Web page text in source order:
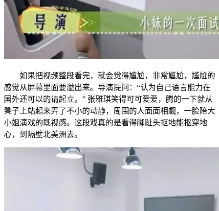
如果把视频整段看完，就会觉得尴尬，非常尴尬，尴尬的
感觉从屏幕里面要溢出来。导演提问：“认为自己语言能力在
国外还可以的请起立。” 张雅琪笑得可可爱爱，腾的一下就从
凳子上站起来弄了不小的动静，周围的人面面相觑，一脸陪大
小姐演戏的既视感。这段戏真的是看得脚趾头抠地能抠穿地
心，到隔壁北美洲去。